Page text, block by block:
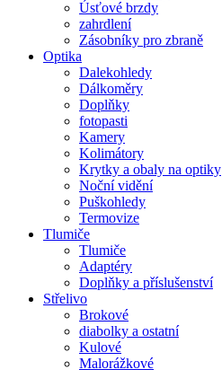
Úsťové brzdy
zahrdlení
Zásobníky pro zbraně
Optika
Dalekohledy
Dálkoměry
Doplňky
fotopasti
Kamery
Kolimátory
Krytky a obaly na optiky
Noční vidění
Puškohledy
Termovize
Tlumiče
Tlumiče
Adaptéry
Doplňky a příslušenství
Střelivo
Brokové
diabolky a ostatní
Kulové
Malorážkové